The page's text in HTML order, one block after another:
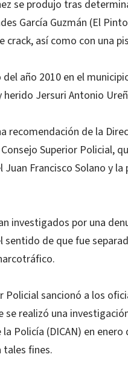
se produjo tras
García Guzmán (El
crack, así como con una
año 2010 en el
Jersuri Antonio
recomendación de la
Superior Policial,
Francisco Solano y
investigados por una
de que fue
Policial sancionó a los
realizó una
Policía (DICAN) en
tales fines.